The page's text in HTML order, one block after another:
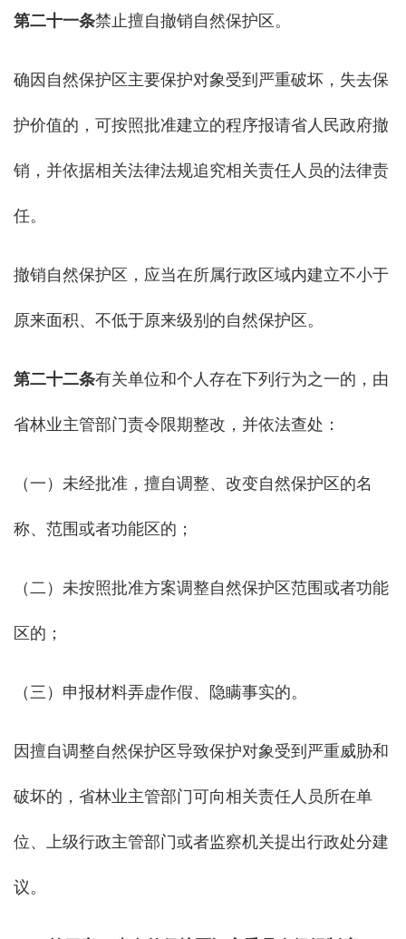
第二十一条禁止擅自撤销自然保护区。
确因自然保护区主要保护对象受到严重破坏，失去保
护价值的，可按照批准建立的程序报请省人民政府撤
销，并依据相关法律法规追究相关责任人员的法律责
任。
撤销自然保护区，应当在所属行政区域内建立不小于
原来面积、不低于原来级别的自然保护区。
第二十二条有关单位和个人存在下列行为之一的，由
省林业主管部门责令限期整改，并依法查处：
（一）未经批准，擅自调整、改变自然保护区的名
称、范围或者功能区的；
（二）未按照批准方案调整自然保护区范围或者功能
区的；
（三）申报材料弄虚作假、隐瞒事实的。
因擅自调整自然保护区导致保护对象受到严重威胁和
破坏的，省林业主管部门可向相关责任人员所在单
位、上级行政主管部门或者监察机关提出行政处分建
议。